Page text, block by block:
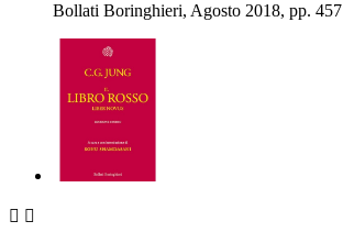
Bollati Boringhieri, Agosto 2018, pp. 457
 